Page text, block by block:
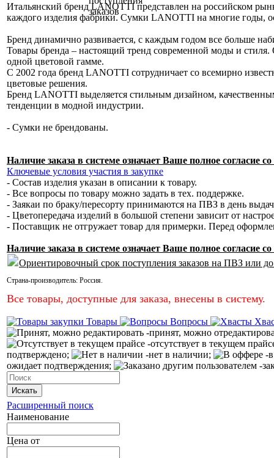
Итальянский бренд LANOTTI представлен на российском
каждого изделия фабрики. Сумки LANOTTI на многие годы,
Бренд динамично развивается, с каждым годом все больше
Товары бренда – настоящий тренд современной моды и
одной цветовой гамме.
С 2002 года бренд LANOTTI сотрудничает со всемирно
цветовые решения.
Бренд LANOTTI выделяется стильным дизайном,
тенденции в модной индустрии.
- Сумки не брендованы.
Наличие заказа в системе означает Ваше полное согласие
Ключевые условия участия в закупке
- Состав изделия указан в описании к товару.
- Все вопросы по товару можно задать в тех. поддержке.
- Заякаи по браку/пересорту принимаются на ПВЗ в день
- Цветопередача изделий в большой степени зависит от
- Поставщик не отгружает товар для примерки. Перед
Наличие заказа в системе означает Ваше полное согласие
Ориентировочный срок поступления заказов на ПВЗ или
Страна-производитель: Россия.
Все товары, доступные для заказа, внесены в систему.
Товары Вопросы
-принят, можно
-отсутствует в текущем
подтверждено;
-нет в наличии;
-
ожидает подтверждения;
-
Искать
Расширенный поиск
Наименование
Цена от